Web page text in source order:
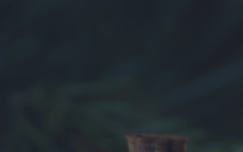
successo che il farmaco,
con diabete di tipo 2, ha
inevitabili polemiche -